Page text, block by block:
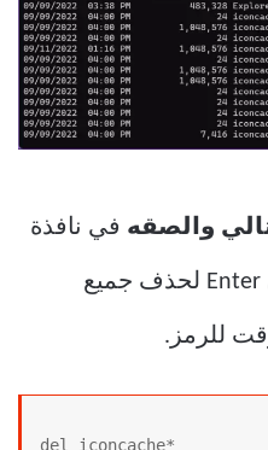
والصقه في نافذة
موجه الأوامر واضغط على Enter لحذف جميع
للرمز.
del iconcache*